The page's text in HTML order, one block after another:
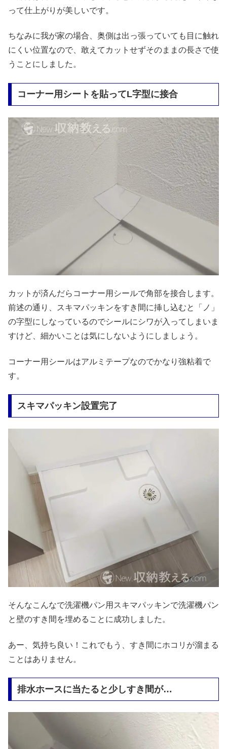
って仕上がりが美しいです。
ちなみに我が家の場合、奥側は出っ張っていても目に触れ
にくい位置なので、敢えてカットせずそのままの長さで使
うことにしました。
コーナー用シートを貼ってL字型に接合
カットが済んだらコーナー用シールで角部を接合します。
前述の通り、スキマパッキンをすき間に挿し込むと「ノ」
の字型にしなっているのでシールにシワが入ってしまいま
すけど、細かいことは気にしないようにしましょう。
コーナー用シールはアルミテープなのでかなり強粘着で
す。
スキマパッキン設置完了
そんなこんなで洗濯機パン用スキマパッキンで洗濯機パン
と壁のすき間を埋めることに成功しました。
あー、気持ち良い！これでもう、すき間にホコリが溜まる
ことはありません。
排水ホースに当たると少しすき間が…